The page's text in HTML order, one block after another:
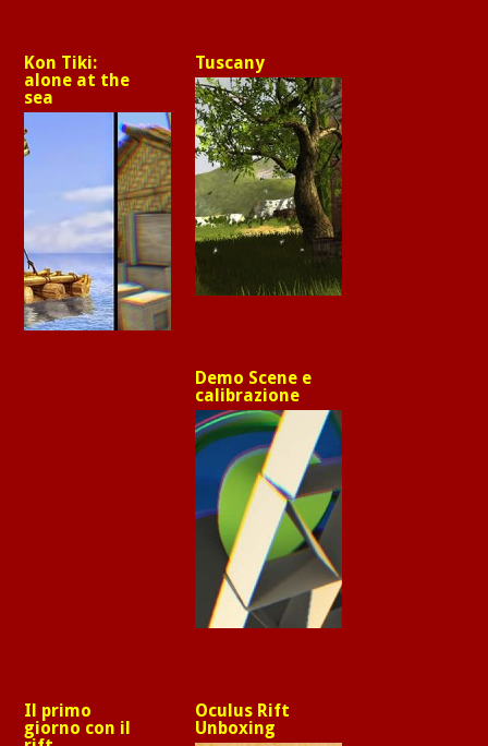
Kon Tiki:
alone at the
sea
Tuscany
Demo Scene e
calibrazione
Il primo
giorno con il
Oculus Rift
Unboxing